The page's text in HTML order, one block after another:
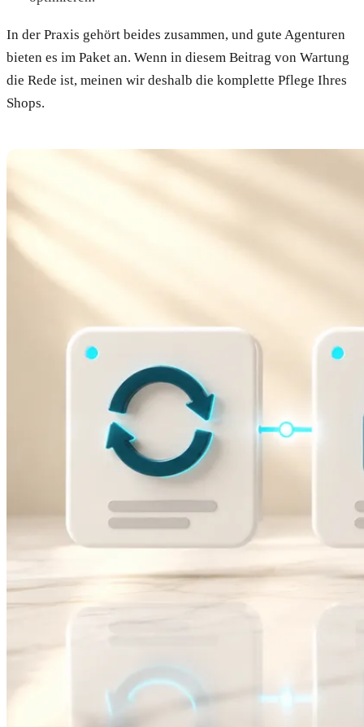
In der Praxis gehört beides zusammen, und gute Agenturen
bieten es im Paket an. Wenn in diesem Beitrag von Wartung
die Rede ist, meinen wir deshalb die komplette Pflege Ihres
Shops.